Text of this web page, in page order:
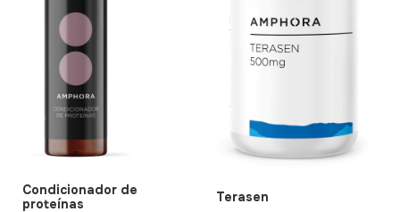
Condicionador de
proteínas
Terasen